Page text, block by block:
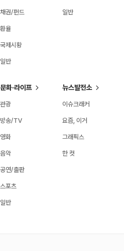
채권/펀드
환율
국제시황
일반
일반
문화·라이프
관광
방송/TV
영화
음악
공연/출판
스포츠
일반
뉴스발전소
이슈크래커
요즘, 이거
그래픽스
한 컷